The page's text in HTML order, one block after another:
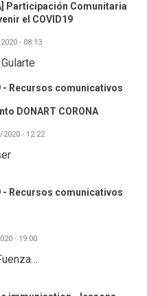
Participación Comunitaria
el COVID19
- 08:13
- Recursos comunicativos
DONART CORONA
- 12:22
- Recursos comunicativos
- 19:00